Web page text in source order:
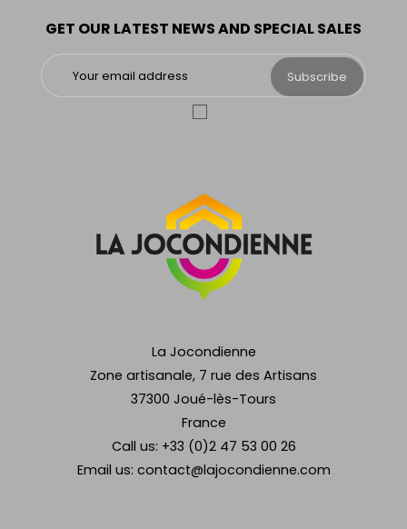
La Jocondienne
Zone artisanale, 7 rue des Artisans
37300 Joué-lès-Tours
France
Call us: +33 (0)2 47 53 00 26
Email us: contact@lajocondienne.com
GET OUR LATEST NEWS AND SPECIAL SALES
Subscribe